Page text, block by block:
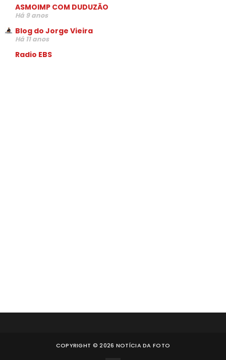
ASMOIMP COM DUDUZÃO
Há 9 anos
Blog do Jorge Vieira
Há 11 anos
Radio EBS
COPYRIGHT ©2026 NOTÍCIA DA FOTO